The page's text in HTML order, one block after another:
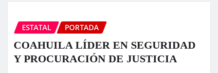
ESTATAL PORTADA
COAHUILA LÍDER EN SEGURIDAD
Y PROCURACIÓN DE JUSTICIA